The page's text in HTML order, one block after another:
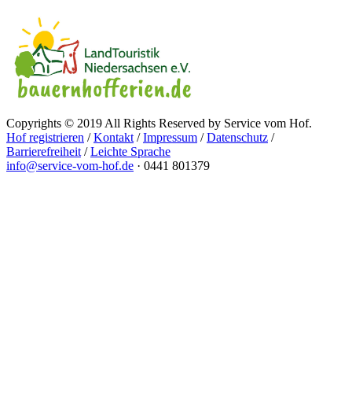
Copyrights © 2019 All Rights Reserved by Service vom Hof.
Hof registrieren /Kontakt /Impressum /Datenschutz /
Barrierefreiheit /Leichte Sprache
info@service-vom-hof.de · 0441 801379